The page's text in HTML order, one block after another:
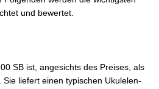
und bewertet.
SB ist, angesichts des Preises, als
liefert einen typischen Ukulelen-